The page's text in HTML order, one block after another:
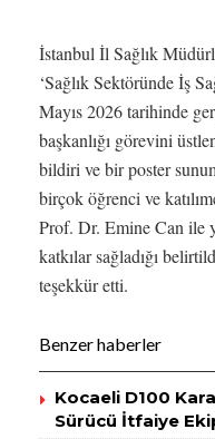
İstanbul İl Sağlık
‘Sağlık Sektöründe İş
Mayıs 2026 tarihinde
başkanlığı görevini
bildiri ve bir poster
birçok öğrenci ve
Prof. Dr. Emine Can ile
katkılar sağladığı
teşekkür etti.
Benzer haberler
Kocaeli D100
Sürücü İtfaiye